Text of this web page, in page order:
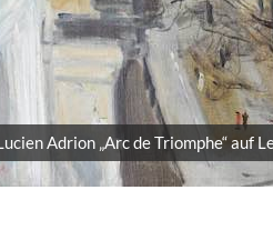
Adrion „Arc de Triomphe“ auf